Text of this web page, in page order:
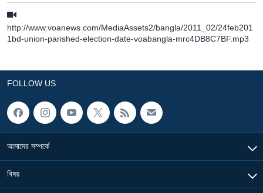
http://www.voanews.com/MediaAssets2/bangla/2011_02/24feb201
1bd-union-parished-election-date-voabangla-mrc4DB8C7BF.mp3
FOLLOW US
আমাদের সম্পর্কে
বিষয়